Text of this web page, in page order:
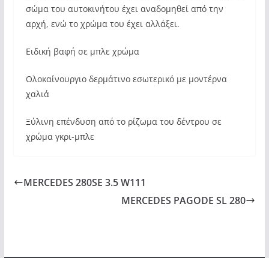
σώμα του αυτοκινήτου έχει αναδομηθεί από την
αρχή, ενώ το χρώμα του έχει αλλάξει.
Ειδική βαφή σε μπλε χρώμα
Ολοκαίνουργιο δερμάτινο εσωτερικό με μοντέρνα
χαλιά
Ξύλινη επένδυση από το ρίζωμα του δέντρου σε
χρώμα γκρι-μπλε
MERCEDES 280SE 3.5 W111
MERCEDES PAGODE SL 280